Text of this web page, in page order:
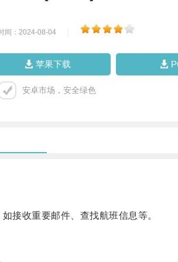
间：2024-08-04
苹果下载
安卓市场，安全绿色
收重要邮件、查找航班信息等。